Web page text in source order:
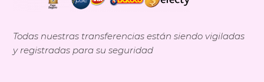
Todas nuestras transferencias están siendo vigiladas
y registradas para su seguridad